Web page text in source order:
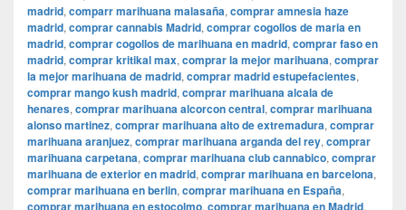
madrid, comparr marihuana malasaña, comprar amnesia haze
madrid, comprar cannabis Madrid, comprar cogollos de maria en
madrid, comprar cogollos de marihuana en madrid, comprar faso en
madrid, comprar kritikal max, comprar la mejor marihuana, comprar
la mejor marihuana de madrid, comprar madrid estupefacientes,
comprar mango kush madrid, comprar marihuana alcala de
henares, comprar marihuana alcorcon central, comprar marihuana
alonso martinez, comprar marihuana alto de extremadura, comprar
marihuana aranjuez, comprar marihuana arganda del rey, comprar
marihuana carpetana, comprar marihuana club cannabico, comprar
marihuana de exterior en madrid, comprar marihuana en barcelona,
comprar marihuana en berlin, comprar marihuana en España,
comprar marihuana en estocolmo, comprar marihuana en Madrid,